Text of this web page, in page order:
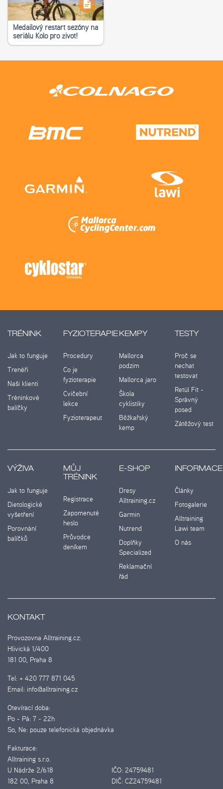
Medailový restart sezóny na
seriálu Kolo pro život!
TRÉNINK
Jak to funguje
Trenéři
Naši klienti
Tréninkové
balíčky
FYZIOTERAPIE
Procedury
Co je
fyzioterapie
Cvičební
lekce
Fyzioterapeut
KEMPY
Mallorca
podzim
Mallorca jaro
Škola
cyklistiky
Běžkařský
kemp
TESTY
Proč se
nechat
testovat
Retül Fit -
Správný
posed
Zátěžový test
VÝŽIVA
Jak to funguje
Dietologické
vyšetření
Porovnání
balíčků
MŮJ
TRÉNINK
Registrace
Zapomenuté
heslo
Průvodce
deníkem
E-SHOP
Dresy
Alltraining.cz
Garmin
Nutrend
Doplňky
Specialized
Reklamační
řád
INFORMACE
Články
Fotogalerie
Alltraining
Lawi team
O nás
KONTAKT
Provozovna Alltraining.cz:
Hlivická 1/400
181 00, Praha 8
Tel: + 420 777 871 045
Email: info@alltraining.cz
Otevírací doba:
Po - Pá: 7 - 22h
So, Ne: pouze telefonická objednávka
Fakturace:
Alltraining s.r.o.
U Nádrže 2/618
IČO: 24759481
182 00, Praha 8
DIČ: CZ24759481